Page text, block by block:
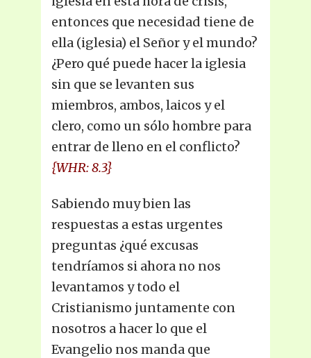
entonces que necesidad tiene de
ella (iglesia) el Señor y el mundo?
¿Pero qué puede hacer la iglesia
sin que se levanten sus
miembros, ambos, laicos y el
clero, como un sólo hombre para
entrar de lleno en el conflicto?
{WHR: 8.3}
Sabiendo muy bien las
respuestas a estas urgentes
preguntas ¿qué excusas
tendríamos si ahora no nos
levantamos y todo el
Cristianismo juntamente con
nosotros a hacer lo que el
Evangelio nos manda que